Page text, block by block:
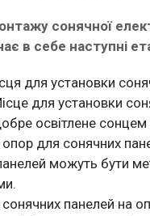
сонячної
в себе наступні
для установки
для установки
освітлене
для сонячних
можуть бути
панелей на